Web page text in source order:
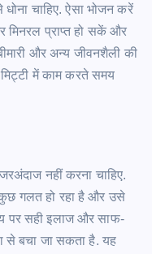
चाहिए. ऐसा भोजन करें
मिनरल प्राप्त हो सकें और
और अन्य जीवनशैली की
में काम करते समय
नहीं करना चाहिए.
गलत हो रहा है और उसे
पर सही इलाज और साफ-
से बचा जा सकताहै. यह